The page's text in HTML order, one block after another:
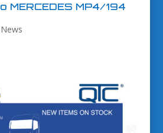
MERCEDES MP4/194
News